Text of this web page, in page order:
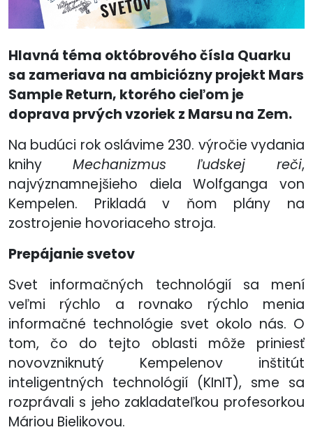
Hlavná téma októbrového čísla Quarku
sa zameriava na ambiciózny projekt Mars
Sample Return, ktorého cieľom je
doprava prvých vzoriek z Marsu na Zem.
Na budúci rok oslávime 230. výročie vydania
knihy Mechanizmus ľudskej reči,
najvýznamnejšieho diela Wolfganga von
Kempelen. Prikladá v ňom plány na
zostrojenie hovoriaceho stroja.
Prepájanie svetov
Svet informačných technológií sa mení
veľmi rýchlo a rovnako rýchlo menia
informačné technológie svet okolo nás. O
tom, čo do tejto oblasti môže priniesť
novovzniknutý Kempelenov inštitút
inteligentných technológií (KInIT), sme sa
rozprávali s jeho zakladateľkou profesorkou
Máriou Bielikovou.